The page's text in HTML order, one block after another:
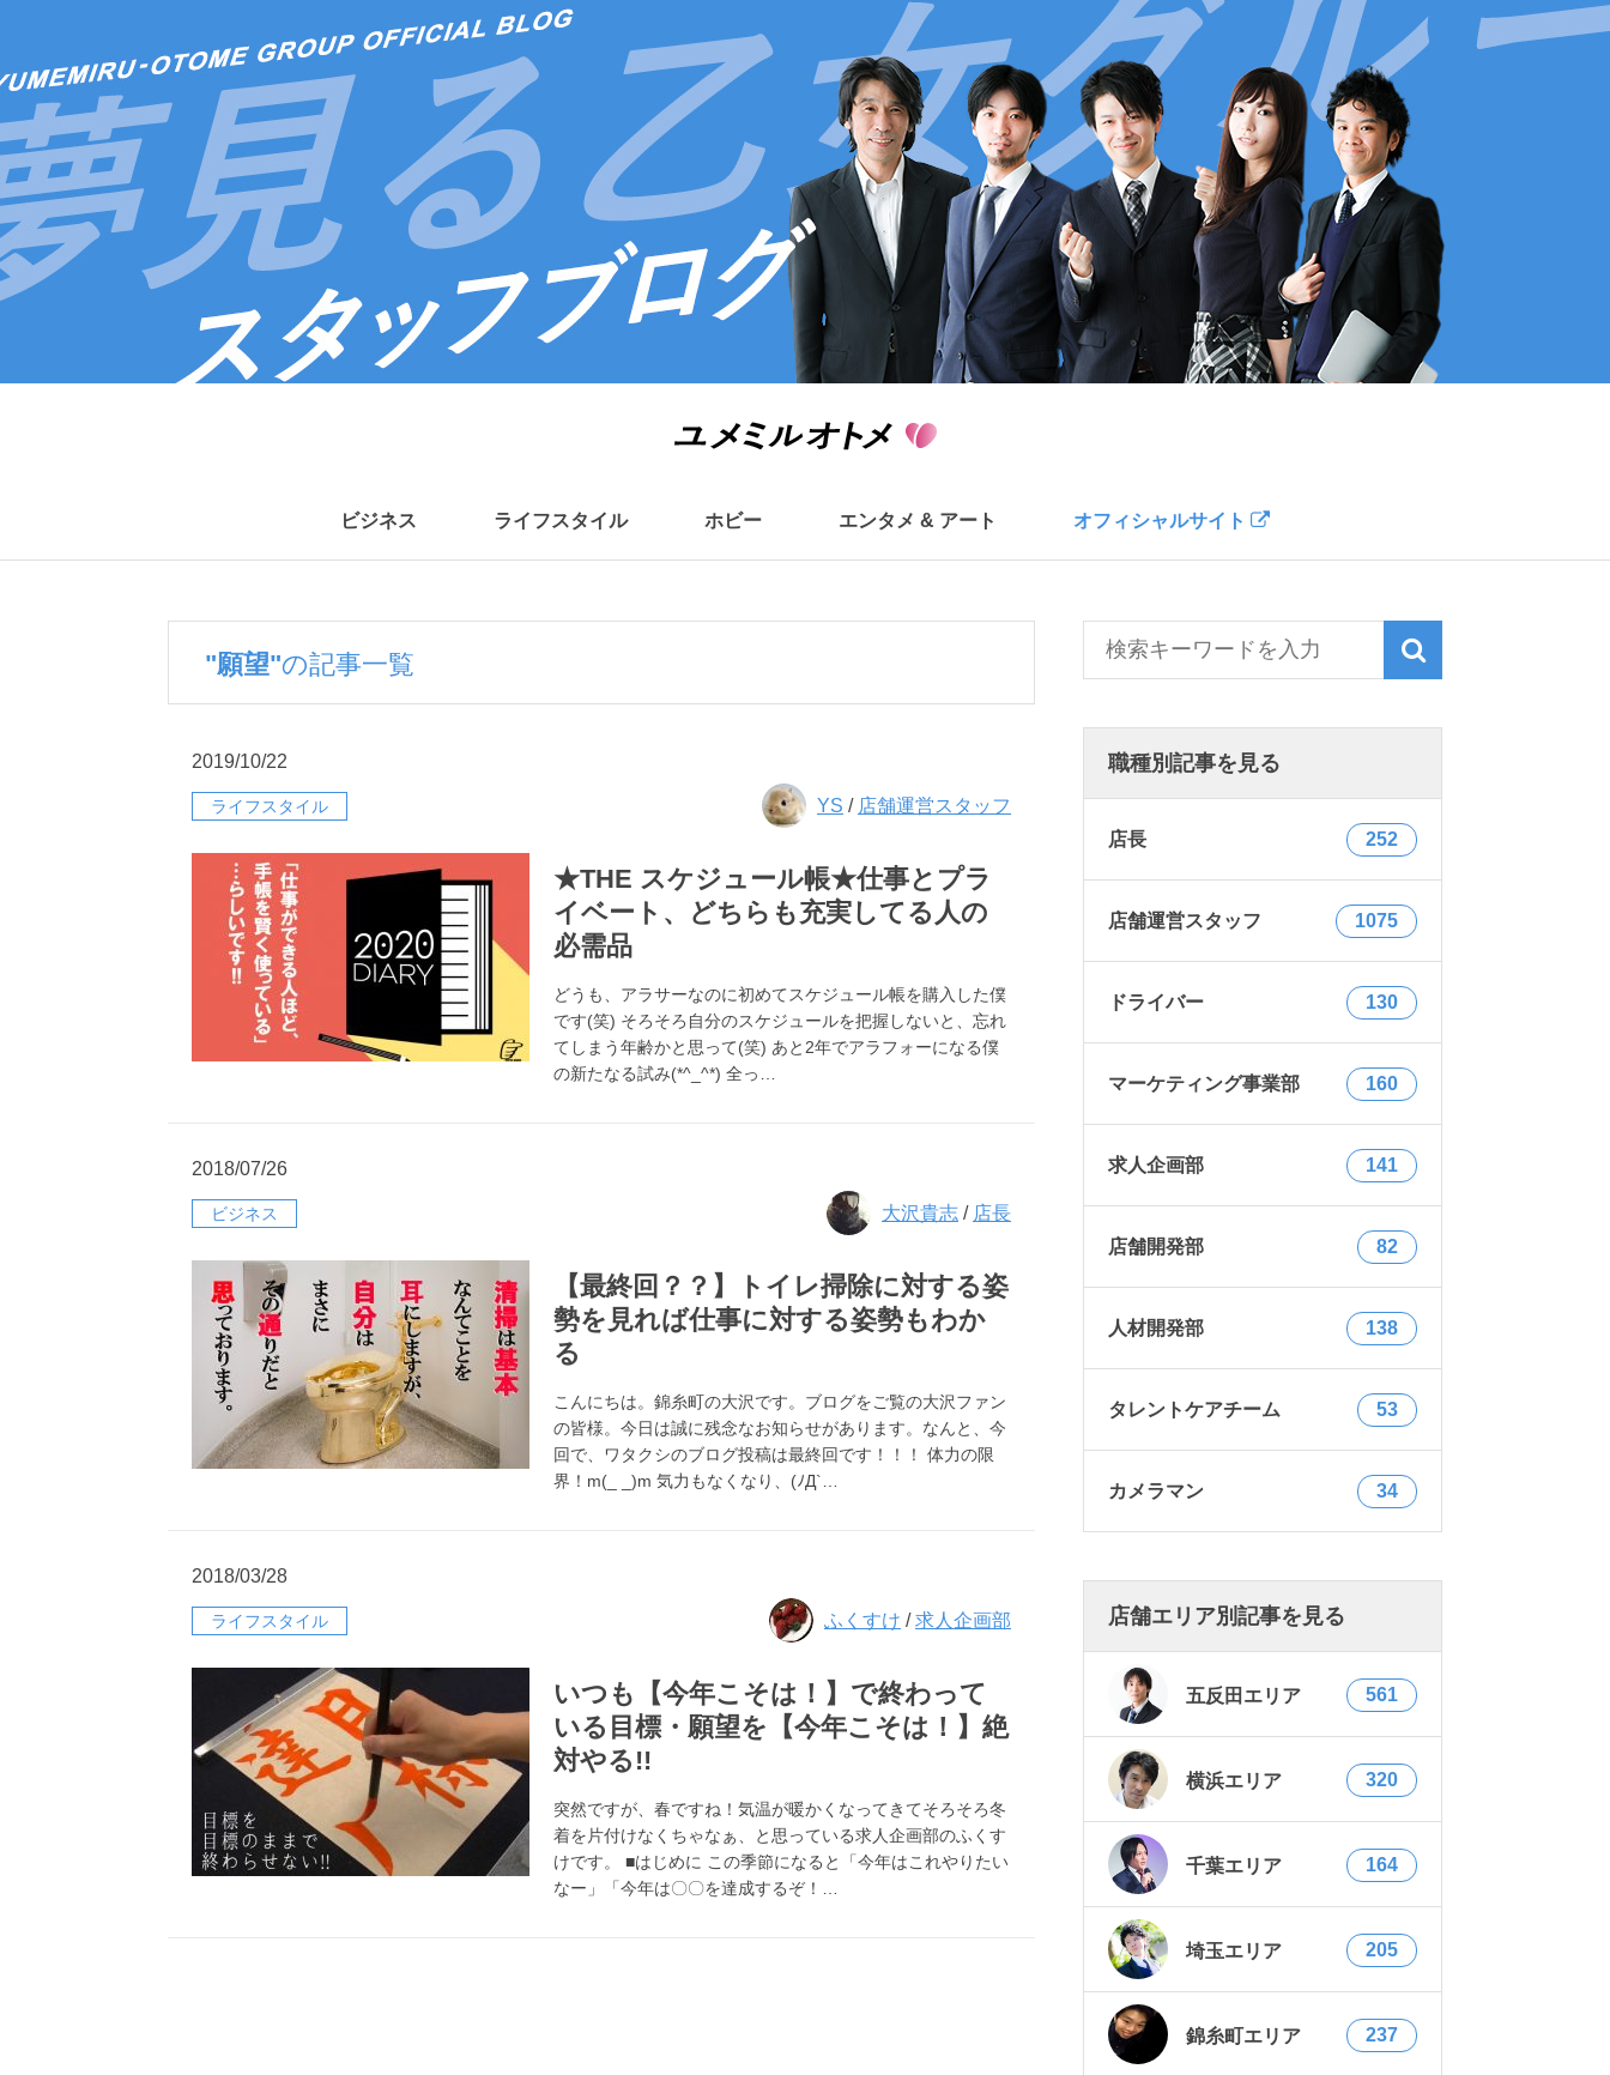
ビジネス ライフスタイル ホビー エンタメ & アート オフィシャルサイト
"願望"の記事一覧
2019/10/22
ライフスタイル YS / 店舗運営スタッフ
★THE スケジュール帳★仕事とプラ
イベート、どちらも充実してる人の
必需品
どうも、アラサーなのに初めてスケジュール帳を購入した僕
です(笑) そろそろ自分のスケジュールを把握しないと、忘れ
てしまう年齢かと思って(笑) あと2年でアラフォーになる僕
の新たなる試み(*^_^*) 全っ…
2018/07/26
ビジネス 大沢貴志 / 店長
【最終回？？】トイレ掃除に対する姿
勢を見れば仕事に対する姿勢もわか
る
こんにちは。錦糸町の大沢です。ブログをご覧の大沢ファン
の皆様。今日は誠に残念なお知らせがあります。なんと、今
回で、ワタクシのブログ投稿は最終回です！！！ 体力の限
界！m(_ _)m 気力もなくなり、(ﾉД`…
2018/03/28
ライフスタイル ふくすけ /求人企画部
いつも【今年こそは！】で終わって
いる目標・願望を【今年こそは！】絶
対やる!!
突然ですが、春ですね！気温が暖かくなってきてそろそろ冬
着を片付けなくちゃなぁ、と思っている求人企画部のふくす
けです。 ■はじめに この季節になると「今年はこれやりたい
なー」「今年は〇〇を達成するぞ！…
職種別記事を見る
店長 252
店舗運営スタッフ 1075
ドライバー 130
マーケティング事業部 160
求人企画部 141
店舗開発部 82
人材開発部 138
タレントケアチーム 53
カメラマン 34
店舗エリア別記事を見る
五反田エリア 561
横浜エリア 320
千葉エリア 164
埼玉エリア 205
錦糸町エリア 237